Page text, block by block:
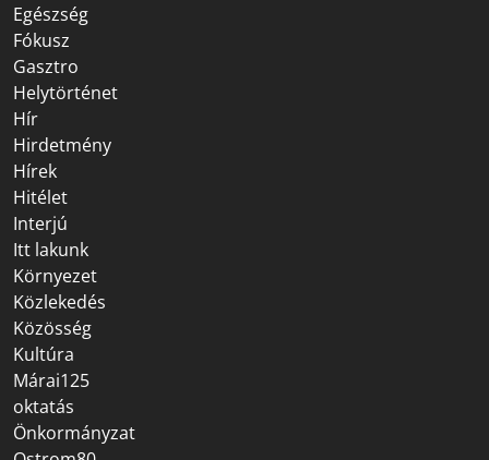
Egészség
Fókusz
Gasztro
Helytörténet
Hír
Hirdetmény
Hírek
Hitélet
Interjú
Itt lakunk
Környezet
Közlekedés
Közösség
Kultúra
Márai125
oktatás
Önkormányzat